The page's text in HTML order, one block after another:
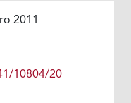
2011
10804/20